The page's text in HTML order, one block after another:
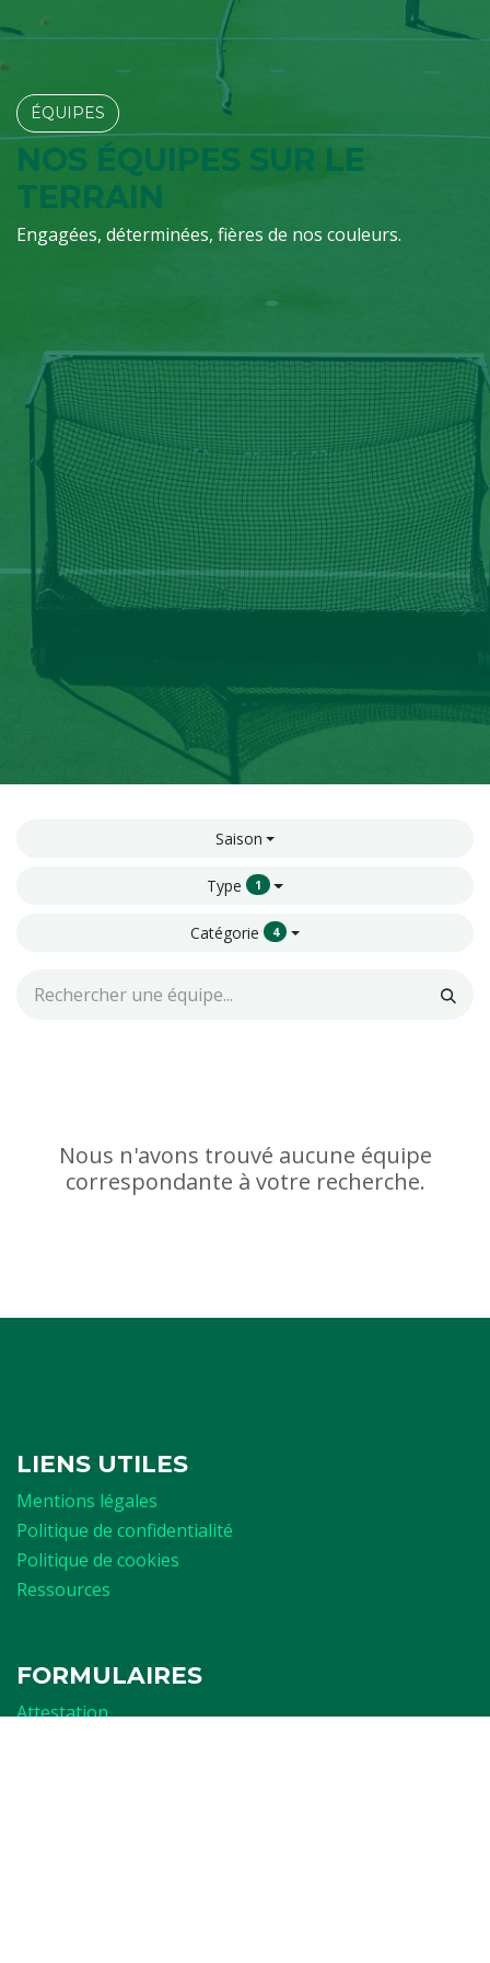
ÉQUIPES​​​​
NOS ÉQUIPES SUR LE
TERRAIN
Engagées, déterminées, fières de nos couleurs.
Saison
Type 1
Catégorie 4
Nous n'avons trouvé aucune équipe
correspondante à votre recherche.
LIENS UTILES
Mentions légales
Politique de confidentialité
Politique de cookies
Ressources
FORMULAIRES
Attestation